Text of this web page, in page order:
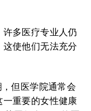
多医疗专业人仍
使他们无法充分
但医学院通常会
重要的女性健康